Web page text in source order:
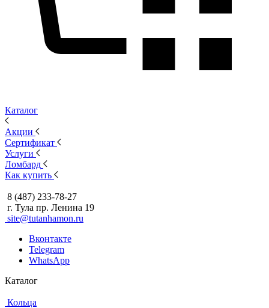
Каталог
Акции
Сертификат
Услуги
Ломбард
Как купить
8 (487) 233-78-27
г. Тула пр. Ленина 19
site@tutanhamon.ru
Вконтакте
Telegram
WhatsApp
Каталог
Кольца